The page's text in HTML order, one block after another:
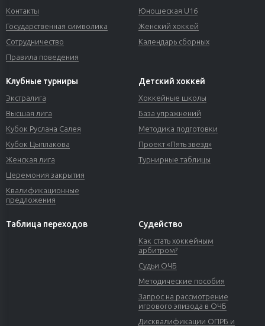
Контакты
Государственная символика
Сотрудничество
Правила поведения
Юношеская U16
Женский хоккей
Календарь сборных
Клубные турниры
Экстралига
Высшая лига
Кубок Руслана Салея
Кубок Цыплакова
Женская лига
Церемония закрытия
Квалификационные
предложения
Детский хоккей
Хоккейные школы
База упражнений
Методика подготовки
Проект «Пять звезд»
Турнирные таблицы
Таблица переходов Судейство
Как стать хоккейным
арбитром?
Судьи ОЧБ
Методические пособия
Запрос на рассмотрение
игрового эпизода в ОЧБ
Дисквалификации ОПРБ и